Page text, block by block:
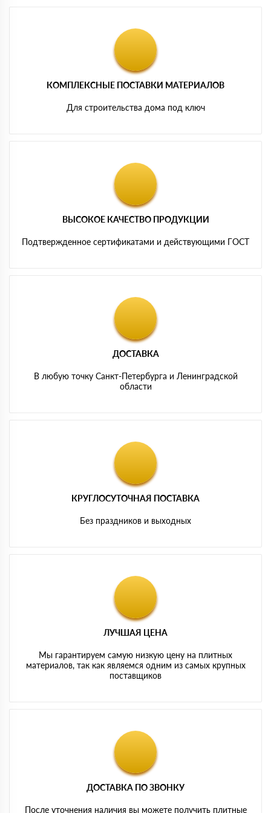
КОМПЛЕКСНЫЕ ПОСТАВКИ МАТЕРИАЛОВ
Для строительства дома под ключ
ВЫСОКОЕ КАЧЕСТВО ПРОДУКЦИИ
Подтвержденное сертификатами и действующими ГОСТ
ДОСТАВКА
В любую точку Санкт-Петербурга и Ленинградской
области
КРУГЛОСУТОЧНАЯ ПОСТАВКА
Без праздников и выходных
ЛУЧШАЯ ЦЕНА
Мы гарантируем самую низкую цену на плитных
материалов, так как являемся одним из самых крупных
поставщиков
ДОСТАВКА ПО ЗВОНКУ
После уточнения наличия вы можете получить плитные